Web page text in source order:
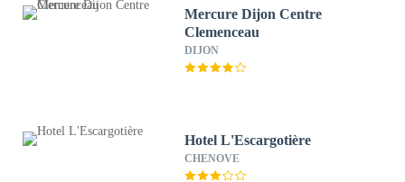
Mercure Dijon Centre
Clemenceau
DIJON
Hotel L'Escargotière
CHENOVE